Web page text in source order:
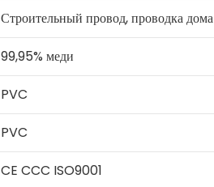
Строительный провод, проводка дома
99,95% меди
PVC
PVC
CE CCC ISO9001